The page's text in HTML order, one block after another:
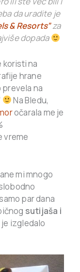
da uradite je
& Resorts”za
dopada
koristi na
hrane
prevela na
Na Bledu,
očarala me je
vreme
mi mnogo
par dana
sutijaša i
je izgledalo